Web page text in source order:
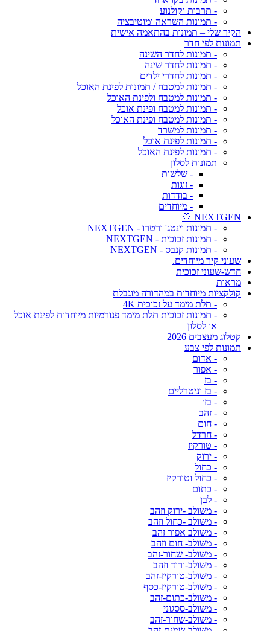
- תרבות וקולנוע
- תמונות השראה ומוטיבציה
הקיר שלי – תמונות בהתאמה אישית
תמונות לפי חדר
- תמונות לחדר השינה
- תמונות לחדר שינה
- תמונות לחדרי ילדים
- תמונות למטבח / תמונות לפינת האוכל
- תמונות למטבח ולפינת האוכל
- תמונות למטבח ופינת אוכל
- תמונות למטבח ופינת האוכל
- תמונות למשרד
- תמונות לפינת אוכל
- תמונות לפינת האוכל
תמונות לסלון
- שלשות
- זוגות
- בודדות
- מיוחדים
NEXTGEN 🤍
- תמונות וינטג' ורטרו - NEXTGEN
- תמונות זכוכית - NEXTGEN
- תמונות קנבס - NEXTGEN
שעוני קיר מיוחדים.
חדש-שעוני זכוכית
מראות
קולקציות מיוחדות במהדורה מוגבלת
- תלת מימד על זכוכית 4K
- תמונות זכוכית תלת מימד פנורמיות מיוחדות לפינת אוכל
או לסלון
קטלוג מעצבים 2026
תמונות לפי צבע
- אדום
- אפור
- בז
- בז וניטרליים
- בז׳
- זהב
- חום
- חרדל
- טורקיז
- ירוק
- כחול
- כחול וטורקיז
- כתום
- לבן
- משולב -ירוק וזהב
- משולב -כחול וזהב
- משולב אפור זהב
- משולב- חום וזהב
- משולב- שחור-זהב
- משולב-ורוד וזהב
- משולב-טורקיז-זהב
- משולב-טורקיז-כסף
- משולב-כתום-זהב
- משולב-ססגוני
- משולב-שחור-זהב